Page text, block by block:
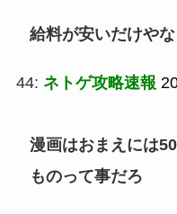
給料が安いだけやな
44: ネトゲ攻略速報
漫画はおまえには
ものって事だろ